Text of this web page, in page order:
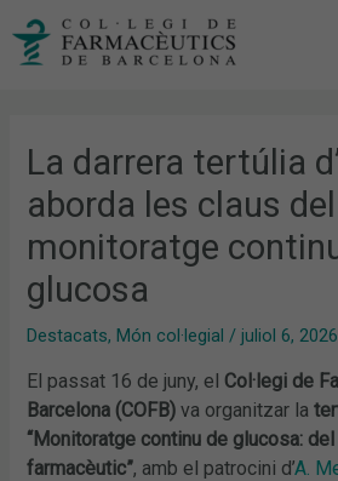
La darrera tertúlia
aborda les claus del
monitoratge
glucosa
Destacats, Món col·legial /juliol 6, 2026
El passat 16 de juny, el Col·legi de
Barcelona (COFB)va organitzar la
“Monitoratge continu de glucosa:
farmacèutic”, amb el patrocini d’A.